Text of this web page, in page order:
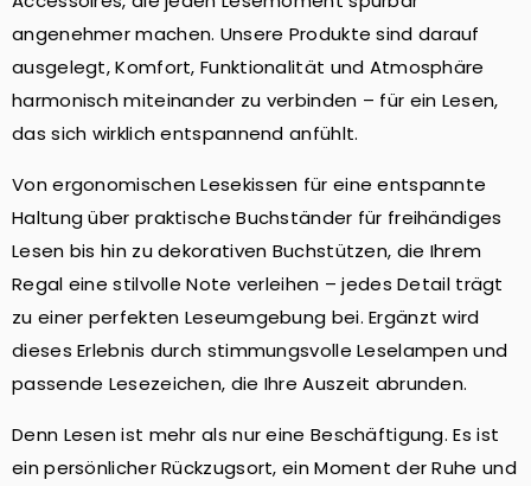
angenehmer machen. Unsere Produkte sind darauf
ausgelegt, Komfort, Funktionalität und Atmosphäre
harmonisch miteinander zu verbinden – für ein Lesen,
das sich wirklich entspannend anfühlt.
Von ergonomischen Lesekissen für eine entspannte
Haltung über praktische Buchständer für freihändiges
Lesen bis hin zu dekorativen Buchstützen, die Ihrem
Regal eine stilvolle Note verleihen – jedes Detail trägt
zu einer perfekten Leseumgebung bei. Ergänzt wird
dieses Erlebnis durch stimmungsvolle Leselampen und
passende Lesezeichen, die Ihre Auszeit abrunden.
Denn Lesen ist mehr als nur eine Beschäftigung. Es ist
ein persönlicher Rückzugsort, ein Moment der Ruhe und